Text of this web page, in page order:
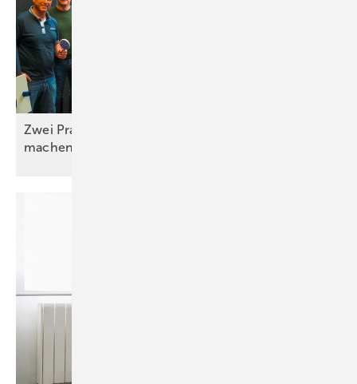
Zwei Praxistage, die Unterricht einfacher
machen